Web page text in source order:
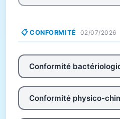
📋 CONFORMITÉ 02/07/2026
Conformité
Conformité physico-